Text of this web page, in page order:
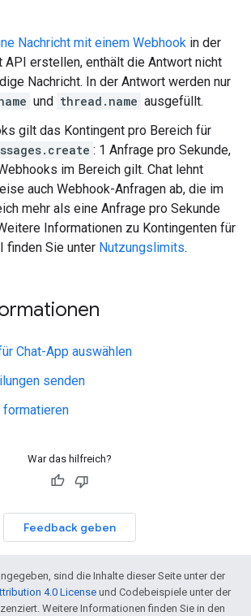
Nachricht mit einem Webhook in der
API erstellen, enthält die Antwort nicht
Nachricht. In der Antwort werden nur
und thread.name ausgefüllt.
gilt das Kontingent pro Bereich für
: 1 Anfrage pro Sekunde,
im Bereich gilt. Chat lehnt
auch Webhook-Anfragen ab, die im
mehr als eine Anfrage pro Sekunde
Informationen zu Kontingenten für
finden Sie unter Nutzungslimits.
Chat-App auswählen
senden
formatieren
War das hilfreich?
Feedback geben
sind die Inhalte dieser Seite unter der
4.0 License und Codebeispiele unter der
Weitere Informationen finden Sie in den